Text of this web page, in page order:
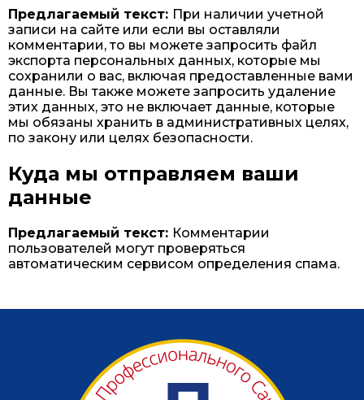
Предлагаемый текст: При наличии учетной
записи на сайте или если вы оставляли
комментарии, то вы можете запросить файл
экспорта персональных данных, которые мы
сохранили о вас, включая предоставленные вами
данные. Вы также можете запросить удаление
этих данных, это не включает данные, которые
мы обязаны хранить в административных целях,
по закону или целях безопасности.
Куда мы отправляем ваши
данные
Предлагаемый текст: Комментарии
пользователей могут проверяться
автоматическим сервисом определения спама.